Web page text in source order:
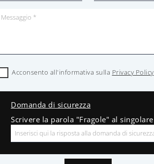
Acconsento all'informativa sulla Privacy Policy
Domanda di sicurezza
Scrivere la parola "Fragole" al singolare